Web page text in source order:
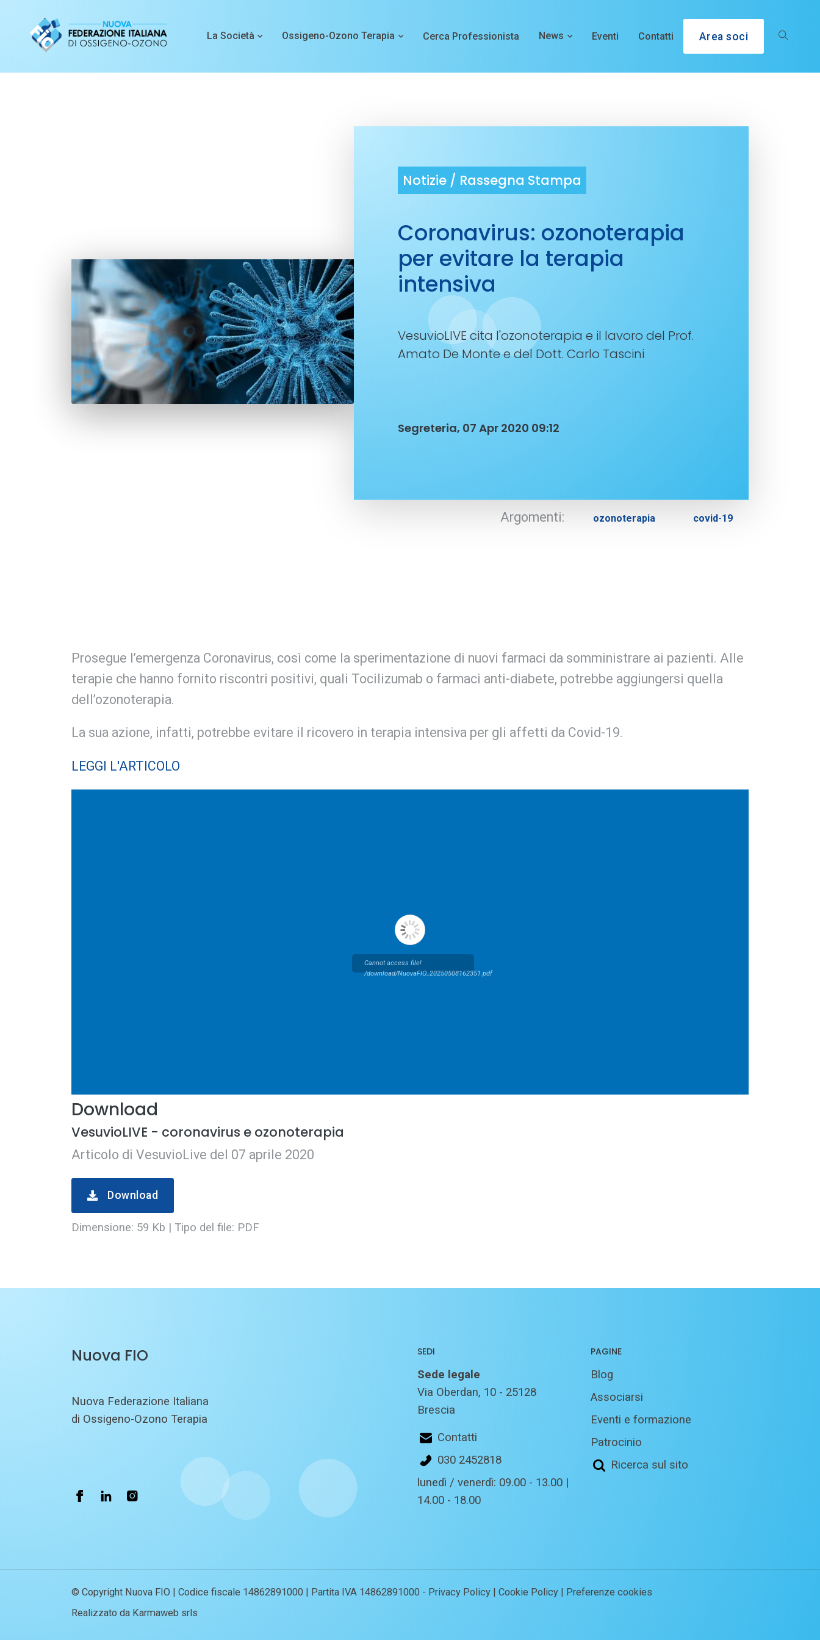
La Società Ossigeno-Ozono Terapia Cerca Professionista News Eventi Contatti Area soci
Notizie / Rassegna Stampa
Coronavirus: ozonoterapia
per evitare la terapia
intensiva
VesuvioLIVE cita l'ozonoterapia e il lavoro del Prof.
Amato De Monte e del Dott. Carlo Tascini
Segreteria, 07 Apr 2020 09:12
Argomenti: ozonoterapia covid-19
Prosegue l’emergenza Coronavirus, così come la sperimentazione di nuovi farmaci da somministrare ai pazienti. Alle
terapie che hanno fornito riscontri positivi, quali Tocilizumab o farmaci anti-diabete, potrebbe aggiungersi quella
dell’ozonoterapia.
La sua azione, infatti, potrebbe evitare il ricovero in terapia intensiva per gli affetti da Covid-19.
LEGGI L'ARTICOLO
Cannot access file!
/download/NuovaFIO_20250508162351.pdf
Download
VesuvioLIVE - coronavirus e ozonoterapia
Articolo di VesuvioLive del 07 aprile 2020
Download
Dimensione: 59 Kb | Tipo del file: PDF
Nuova FIO
Nuova Federazione Italiana
di Ossigeno-Ozono Terapia
SEDI
Sede legale
Via Oberdan, 10 - 25128
Brescia
Contatti
030 2452818
lunedì / venerdì: 09.00 - 13.00 |
14.00 - 18.00
PAGINE
Blog
Associarsi
Eventi e formazione
Patrocinio
Ricerca sul sito
© Copyright Nuova FIO | Codice fiscale 14862891000 | Partita IVA 14862891000 - Privacy Policy Cookie Policy
Preferenze cookies
Realizzato da Karmaweb srls